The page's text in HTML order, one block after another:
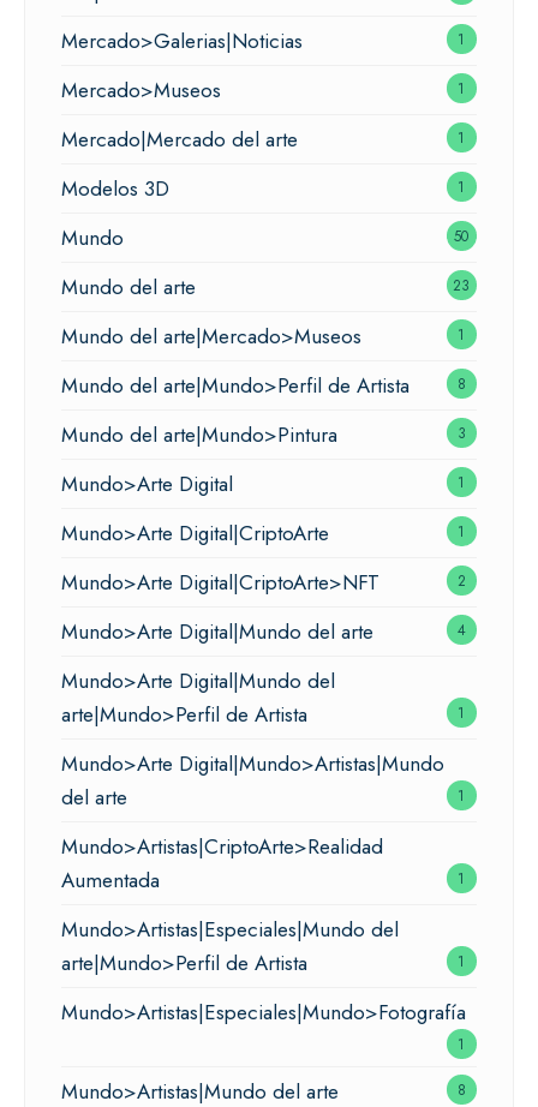
Mercado>Galerias|Noticias 1
Mercado>Museos 1
Mercado|Mercado del arte 1
Modelos 3D 1
Mundo 50
Mundo del arte 23
Mundo del arte|Mercado>Museos 1
Mundo del arte|Mundo>Perfil de Artista 8
Mundo del arte|Mundo>Pintura 3
Mundo>Arte Digital 1
Mundo>Arte Digital|CriptoArte 1
Mundo>Arte Digital|CriptoArte>NFT 2
Mundo>Arte Digital|Mundo del arte 4
Mundo>Arte Digital|Mundo del
arte|Mundo>Perfil de Artista
1
Mundo>Arte Digital|Mundo>Artistas|Mundo
del arte
1
Mundo>Artistas|CriptoArte>Realidad
Aumentada
1
Mundo>Artistas|Especiales|Mundo del
arte|Mundo>Perfil de Artista
1
Mundo>Artistas|Especiales|Mundo>Fotografía
1
Mundo>Artistas|Mundo del arte 8